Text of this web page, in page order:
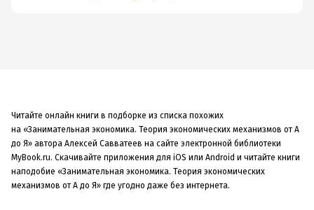
Читайте онлайн книги в подборке из списка похожих
на «Занимательная экономика. Теория экономических механизмов от А
до Я» автора Алексей Савватеев на сайте электронной библиотеки
MyBook.ru. Скачивайте приложения для iOS или Android и читайте книги
наподобие «Занимательная экономика. Теория экономических
механизмов от А до Я» где угодно даже без интернета.